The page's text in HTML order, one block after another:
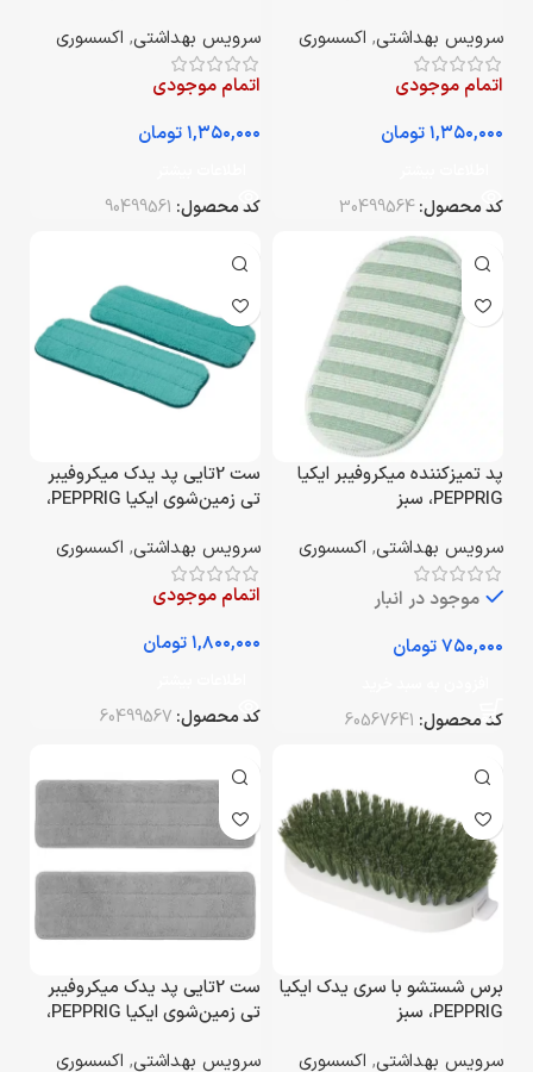
سرویس بهداشتی, اکسسوری
اتمام موجودی
تومان
کد محصول:30499564
سرویس بهداشتی, اکسسوری
اتمام موجودی
تومان
کد محصول: 90499561
پد تمیزکننده میکروفیبر ایکیا
PEPPRIG، سبز
سرویس بهداشتی, اکسسوری
موجود در انبار
تومان
کد محصول: 60567641
ست 2تایی پد یدک میکروفیبر
تی زمین‌شوی ایکیا PEPPRIG،
سرویس بهداشتی, اکسسوری
اتمام موجودی
تومان
کد محصول: 60499567
برس شستشو با سری یدک ایکیا
PEPPRIG، سبز
سرویس بهداشتی, اکسسوری
ست 2تایی پد یدک میکروفیبر
تی زمین‌شوی ایکیا PEPPRIG،
سانتی‌متر
سرویس بهداشتی, اکسسوری